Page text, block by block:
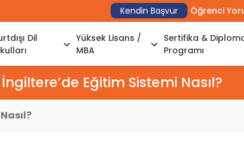
Kendin Başvur Öğrenci
Dil
Yüksek Lisans /
MBA
Sertifika &
Programı
İngiltere’de Eğitim Sistemi Nasıl?